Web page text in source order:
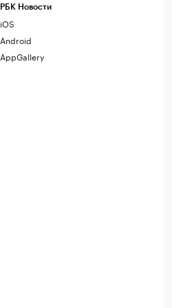
РБК Новости
iOS
Android
AppGallery